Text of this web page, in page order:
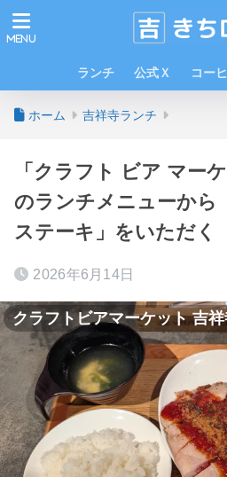
ランチ 公式Ｘ コー
ホーム 吉祥寺ランチ
「クラフト ビア マー
のランチメニューから
ステーキ」をいただく
2026年6月14日
クラフトビアマーケット 吉